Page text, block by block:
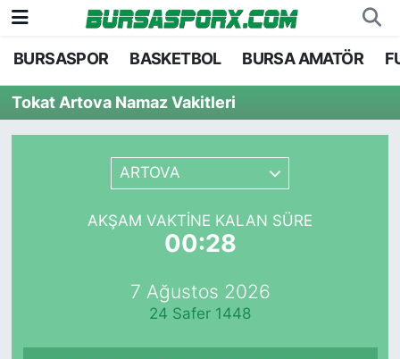
BURSASPOR BASKETBOL BURSA AMATÖR
Tokat Artova Namaz Vakitleri
ARTOVA
AKŞAM VAKTINE KALAN SÜRE
00:28
7 Ağustos 2026
24 Safer 1448
Bursaspor
Futbol
Basketbol
Bursa Nöbetçi Eczaneler
Bursa Hava Durumu
Bursa Namaz Vakitleri
TFF 1.Lig Puan Durumu ve Fikstür
Tüm Manşetler